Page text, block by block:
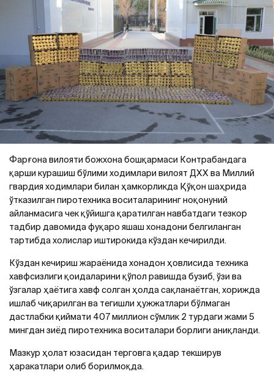
Фарғона вилояти божхона бошқармаси Контрабандага
қарши курашиш бўлими ходимлари вилоят ДХХ ва Миллий
гвардия ходимлари билан ҳамкорликда Қўқон шаҳрида
ўтказилган пиротехника воситаларининг ноқонуний
айланмасига чек қўйишга қаратилган навбатдаги тезкор
тадбир давомида фуқаро яшаш хонадони белгиланган
тартибда холислар иштирокида кўздан кечирилди.
Кўздан кечириш жараёнида хонадон ҳовлисида техника
хавфсизлиги қоидаларини қўпол равишда бузиб, ўзи ва
ўзгалар ҳаётига хавф солган ҳолда сақланаётган, хорижда
ишлаб чиқарилган ва тегишли ҳужжатлари бўлмаган
дастлабки қиймати 407 миллион сўмлик 2 турдаги жами 5
мингдан зиёд пиротехника воситалари борлиги аниқланди.
Мазкур ҳолат юзасидан терговга қадар текширув
ҳаракатлари олиб борилмоқда.